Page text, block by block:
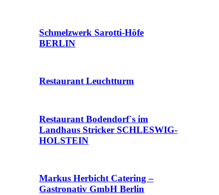
Schmelzwerk Sarotti-Höfe
BERLIN
Restaurant Leuchtturm
Restaurant Bodendorf`s im
Landhaus Stricker SCHLESWIG-
HOLSTEIN
Markus Herbicht Catering –
Gastronativ GmbH Berlin